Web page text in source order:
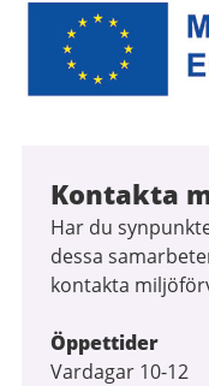
Kontakta
Har du
dessa
kontakta
Öppettider
Vardagar 10-12